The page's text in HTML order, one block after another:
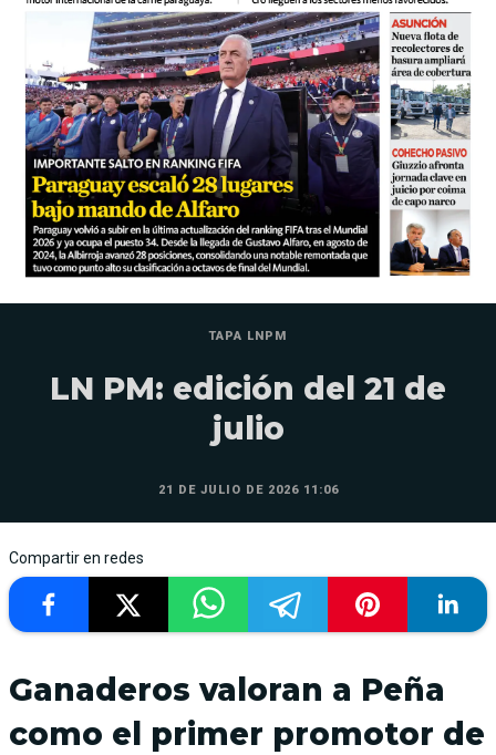
TAPA LNPM
LN PM: edición del 21 de
julio
21 DE JULIO DE 2026 11:06
Compartir en redes
Ganaderos valoran a Peña
como el primer promotor de